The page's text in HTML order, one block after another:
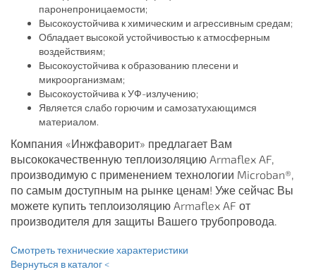
паронепроницаемости;
Высокоустойчива к химическим и агрессивным средам;
Обладает высокой устойчивостью к атмосферным
воздействиям;
Высокоустойчива к образованию плесени и
микроорганизмам;
Высокоустойчива к УФ-излучению;
Является слабо горючим и самозатухающимся
материалом.
Компания «Инжфаворит» предлагает Вам
высококачественную теплоизоляцию Armaflex AF,
производимую с применением технологии Microban®,
по самым доступным на рынке ценам! Уже сейчас Вы
можете купить теплоизоляцию Armaflex AF от
производителя для защиты Вашего трубопровода.
Смотреть технические характеристики
Вернуться в каталог <